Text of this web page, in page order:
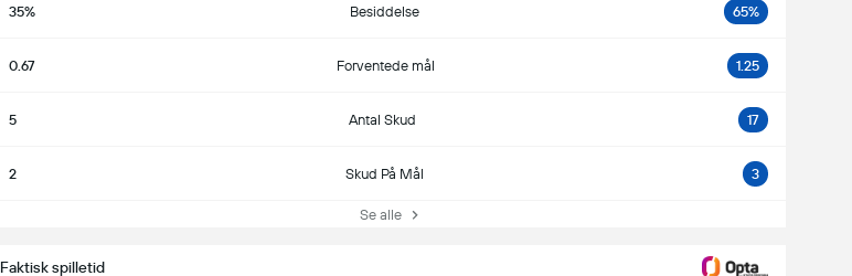
35% Besiddelse 65%
0.67 Forventede mål 1.25
5 Antal Skud 17
2 Skud På Mål 3
Se alle
Faktisk spilletid